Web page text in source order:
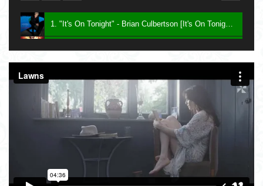
1. "It's On Tonight" - Brian Culbertson [It's On Tonight] 2005